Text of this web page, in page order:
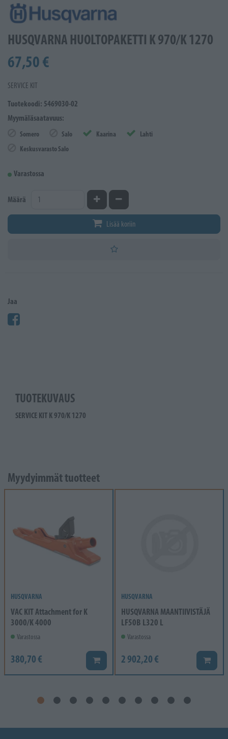
HUSQVARNA HUOLTOPAKETTI K 970/K 1270
67,50 €
SERVICE KIT
Tuotekoodi: 5469030-02
Myymäläsaatavuus:
Somero Salo Kaarina
Lahti
Keskusvarasto Salo
Varastossa
Määrä Kasvata määrääVähennä määrää
Lisää koriin
Jaa
TUOTEKUVAUS
SERVICE KIT K 970/K 1270
Myydyimmät tuotteet
HUSQVARNA
VAC KIT Attachment for K
3000/K 4000
Varastossa
380,70 € Lisää koriin
HUSQVARNA
HUSQVARNA MAANTIIVISTÄJÄ
LF50B L320 L
Varastossa
2 902,20 € Lisää